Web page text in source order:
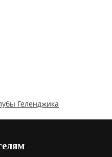
Геленджика